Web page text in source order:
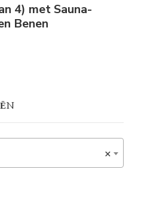
4) met Sauna-
Benen
×